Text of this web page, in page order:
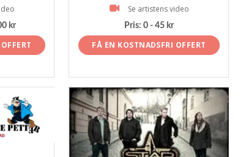
kr
Se artistens video
Pris: 0 - 45 kr
FÅ EN KOSTNADSFRI OFFERT